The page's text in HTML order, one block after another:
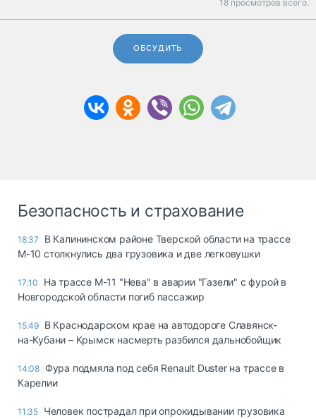
18 просмотров всего.
ОБСУДИТЬ
Безопасность и страхование
18:37
В Калининском районе Тверской области на трассе
М-10 столкнулись два грузовика и две легковушки
17:10
На трассе М-11 "Нева" в аварии "Газели" с фурой в
Новгородской области погиб пассажир
15:49 В Краснодарском крае на автодороге Славянск-
на-Кубани – Крымск насмерть разбился дальнобойщик
14:08 Фура подмяла под себя Renault Duster на трассе в
Карелии
11:35 Человек пострадал при опрокидывании грузовика